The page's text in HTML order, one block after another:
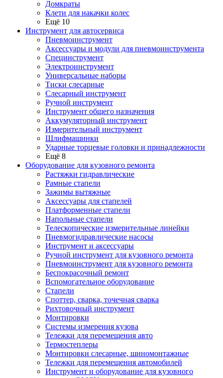
Домкраты
Клети для накачки колес
Ещё 10
Инструмент для автосервиса
Пневмоинструмент
Аксессуары и модули для пневмоинструмента
Специнструмент
Электроинструмент
Универсальные наборы
Тиски слесарные
Слесарный инструмент
Ручной инструмент
Инструмент общего назначения
Аккумуляторный инструмент
Измерительный инструмент
Шлифмашинки
Ударные торцевые головки и принадлежности
Ещё 8
Оборудование для кузовного ремонта
Растяжки гидравлические
Рамные стапели
Зажимы вытяжные
Аксессуары для стапелей
Платформенные стапели
Напольные стапели
Телескопические измерительные линейки
Пневмогидравлические насосы
Инструмент и аксессуары
Ручной инструмент для кузовного ремонта
Пневмоинструмент для кузовного ремонта
Беспокрасочный ремонт
Вспомогательное оборудование
Стапели
Споттер, сварка, точечная сварка
Рихтовочный инструмент
Монтировки
Системы измерения кузова
Тележки для перемещения авто
Термостеплеры
Монтировки слесарные, шиномонтажные
Тележки для перемещения автомобилей
Инструмент и оборудование для кузовного